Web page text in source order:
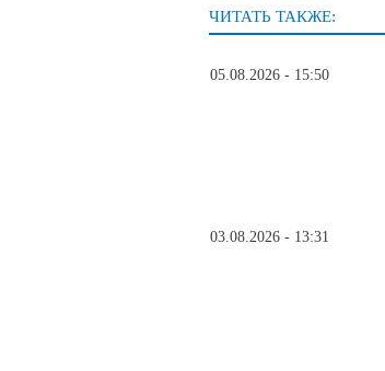
ЧИТАТЬ ТАКЖЕ:
05.08.2026 - 15:50
03.08.2026 - 13:31